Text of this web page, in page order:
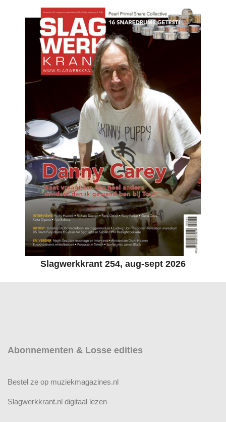
Slagwerkkrant 254, aug-sept 2026
Abonnementen & Losse edities
Bestel ze op muziekmagazines.nl
Slagwerkkrant.nl digitaal lezen